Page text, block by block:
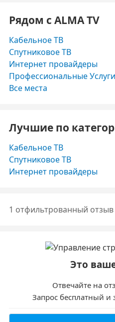
Рядом с ALMA TV
Кабельное ТВ
Спутниковое ТВ
Интернет провайдеры
Профессиональные Услуги
Все места
Лучшие по
Кабельное ТВ
Спутниковое ТВ
Интернет провайдеры
1 отфильтрованный отзыв
Это
Отвечайте на
Запрос бесплатный и